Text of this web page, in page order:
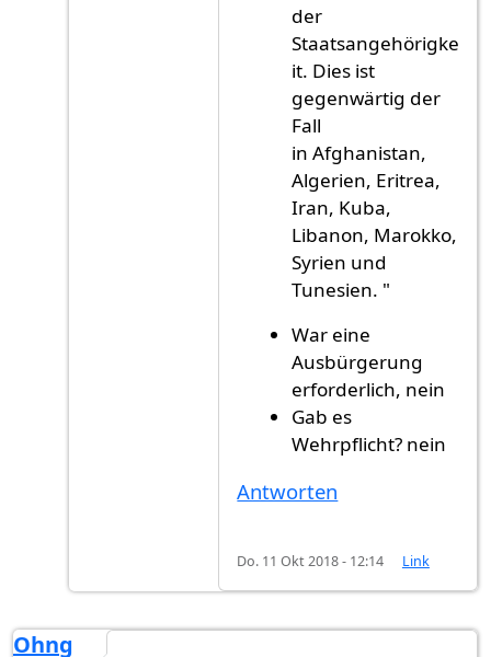
der
Staatsangehörigke
it. Dies ist
gegenwärtig der
Fall
in Afghanistan,
Algerien, Eritrea,
Iran, Kuba,
Libanon, Marokko,
Syrien und
Tunesien. "
War eine
Ausbürgerung
erforderlich, nein
Gab es
Wehrpflicht? nein
Antworten
Do. 11 Okt 2018 - 12:14 Link
Ohng